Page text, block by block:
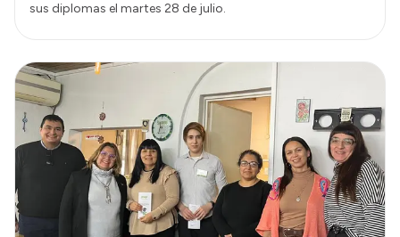
sus diplomas el martes 28 de julio.